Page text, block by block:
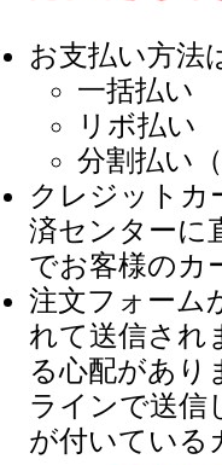
お支払い方法
一括払い
リボ払い
分割払い
クレジットカ
済センターに
でお客様のカ
注文フォーム
れて送信され
る心配があり
ラインで送信
が付いている